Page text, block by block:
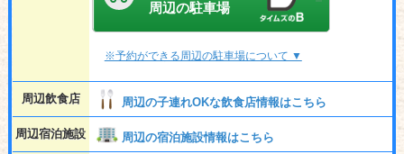
周辺の駐車場
※予約ができる周辺の駐車場について ▼
周辺飲食店 周辺の子連れOKな飲食店情報はこちら
周辺宿泊施設
周辺の宿泊施設情報はこちら